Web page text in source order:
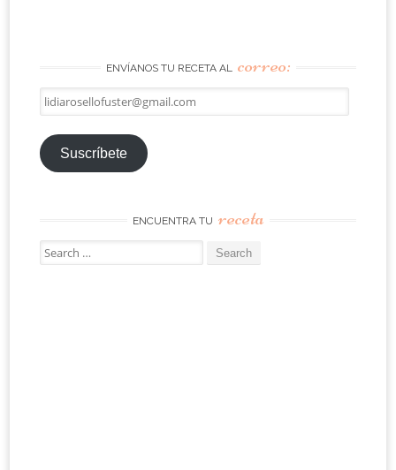
ENVÍANOS TU RECETA AL correo:
lidiarosellofuster@gmail.com
Suscríbete
ENCUENTRA TU receta
Search
for: